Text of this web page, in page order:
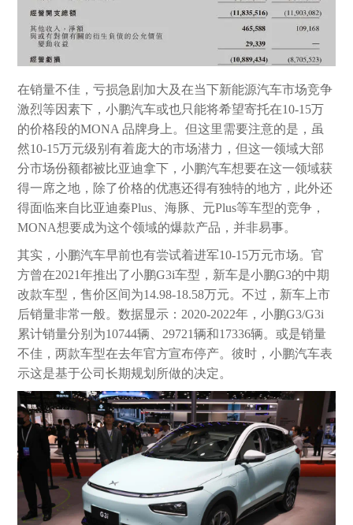
在销量不佳，亏损急剧加大及在当下新能源汽车市场竞争
激烈等因素下，小鹏汽车或也只能将希望寄托在10-15万
的价格段的MONA 品牌身上。但这里需要注意的是，虽
然10-15万元级别有着庞大的市场潜力，但这一领域大部
分市场份额都被比亚迪拿下，小鹏汽车想要在这一领域获
得一席之地，除了价格的优惠还得有独特的地方，此外还
得面临来自比亚迪秦Plus、海豚、元Plus等车型的竞争，
MONA想要成为这个领域的爆款产品，并非易事。
其实，小鹏汽车早前也有尝试着进军10-15万元市场。官
方曾在2021年推出了小鹏G3i车型，新车是小鹏G3的中期
改款车型，售价区间为14.98-18.58万元。不过，新车上市
后销量非常一般。数据显示：2020-2022年，小鹏G3/G3i
累计销量分别为10744辆、29721辆和17336辆。或是销量
不佳，两款车型在去年官方宣布停产。彼时，小鹏汽车表
示这是基于公司长期规划所做的决定。